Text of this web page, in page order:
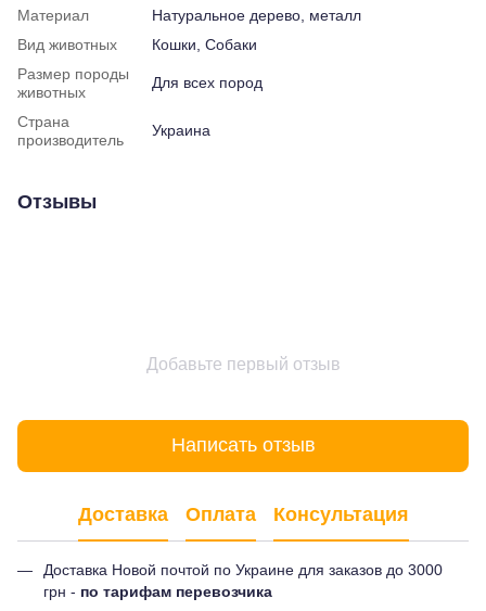
Материал
Натуральное дерево, металл
Вид животных
Кошки, Собаки
Размер породы
животных
Для всех пород
Страна
производитель
Украина
Отзывы
Добавьте первый отзыв
Написать отзыв
Доставка Оплата Консультация
Доставка Новой почтой по Украине для заказов до 3000
грн - по тарифам перевозчика